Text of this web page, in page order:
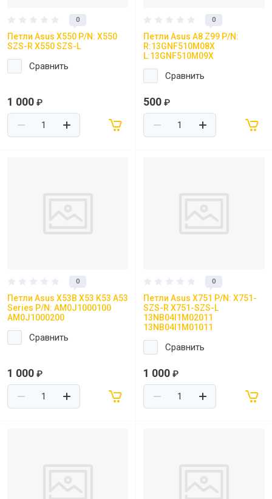
0
Петли Asus X550 P/N: X550
SZS-R X550 SZS-L
Сравнить
1 000 ₽
0
Петли Asus A8 Z99 P/N:
R:13GNF510M08X
L:13GNF510M09X
Сравнить
500 ₽
0
Петли Asus X53B X53 K53 A53
Series P/N: AM0J1000100
AM0J1000200
Сравнить
1 000 ₽
0
Петли Asus X751 P/N: X751-
SZS-R X751-SZS-L
13NB04I1M02011
13NB04I1M01011
Сравнить
1 000 ₽